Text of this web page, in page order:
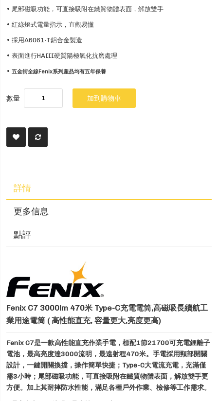
• 尾部磁吸功能，可直接吸附在鐵質物體表面，解放雙手
• 紅綠燈式電量指示，直觀易懂
• 採用A6061-T鋁合金製造
• 表面進行HAIII硬質陽極氧化抗磨處理
•五金街全線Fenix系列產品均有五年保養
數量 加到購物車
詳情
更多信息
點評
Fenix C7 3000lm 470米 Type-C充電電筒,高磁吸長續航工
業用途電筒 ( 高性能直充, 容量更大,亮度更高)
Fenix C7是一款高性能直充作業手電，標配1節21700可充電鋰離子
電池，最高亮度達3000流明，最遠射程470米。手電採用頸部開關
設計，一鍵開關換擋，操作簡單快捷；Type-C大電流充電，充滿僅
需3小時；尾部磁吸功能，可直接吸附在鐵質物體表面，解放雙手更
方便。加上其耐摔防水性能，滿足各種戶外作業、檢修等工作需求。